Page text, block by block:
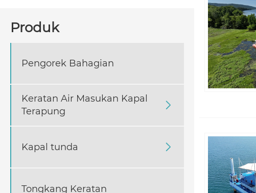
Produk
Pengorek Bahagian
Keratan Air Masukan Kapal
Terapung

Kapal tunda 
Tongkang Keratan